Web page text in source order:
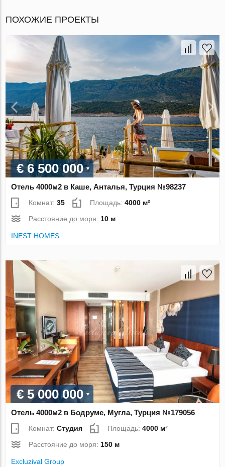
ПОХОЖИЕ ПРОЕКТЫ
€ 6 500 000
Отель 4000м2 в Каше, Анталья, Турция №98237
Комнат:35 Площадь:4000 м²
Расстояние до моря:10 м
INEST HOMES
€ 5 000 000
Отель 4000м2 в Бодруме, Мугла, Турция №179056
Комнат:Студия Площадь:4000 м²
Расстояние до моря: 150 м
Excluzival Group